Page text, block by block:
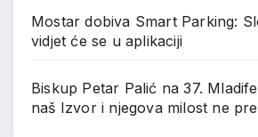
Mostar dobiva Smart Parking:
vidjet će se u aplikaciji
Biskup Petar Palić na 37.
naš Izvor i njegova milost ne